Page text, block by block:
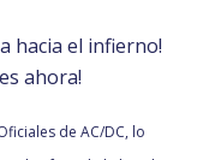
hacia el infierno!
ahora!
de AC/DC, lo